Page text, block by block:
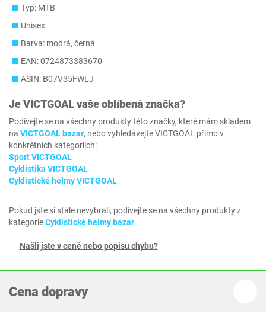
Typ: MTB
Unisex
Barva: modrá, černá
EAN: 0724873383670
ASIN: B07V35FWLJ
JeVICTGOALvaše oblíbená značka?
Podívejte se na všechny produkty této značky, které mám skladem
na VICTGOAL bazar, nebo vyhledávejte VICTGOAL přímo v
konkrétních kategoriích:
Sport VICTGOAL
Cyklistika VICTGOAL
Cyklistické helmy VICTGOAL
Pokud jste si stále nevybrali, podívejte se na všechny produkty z
kategorieCyklistické helmy bazar.
Našli jste v ceně nebo popisu chybu?
Cena dopravy